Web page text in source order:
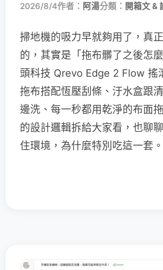
2026/8/4作者： 阿湯分類： 開箱文 &
掃地機的吸力早就夠用了，真
的，其實是「拖布髒了之後怎
頭科技 Qrevo Edge 2 Flow 搖
拖布搭配恆壓刮條、汙水盒跟
邊洗、每一秒都用乾淨的布面
的設計邏輯拆給大家看，也聊
住環境，為什麼特別吃這一套。